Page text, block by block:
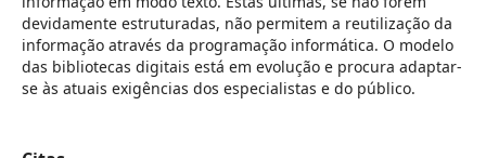
devidamente estruturadas, não permitem a reutilização da
informação através da programação informática. O modelo
das bibliotecas digitais está em evolução e procura adaptar-
se às atuais exigências dos especialistas e do público.